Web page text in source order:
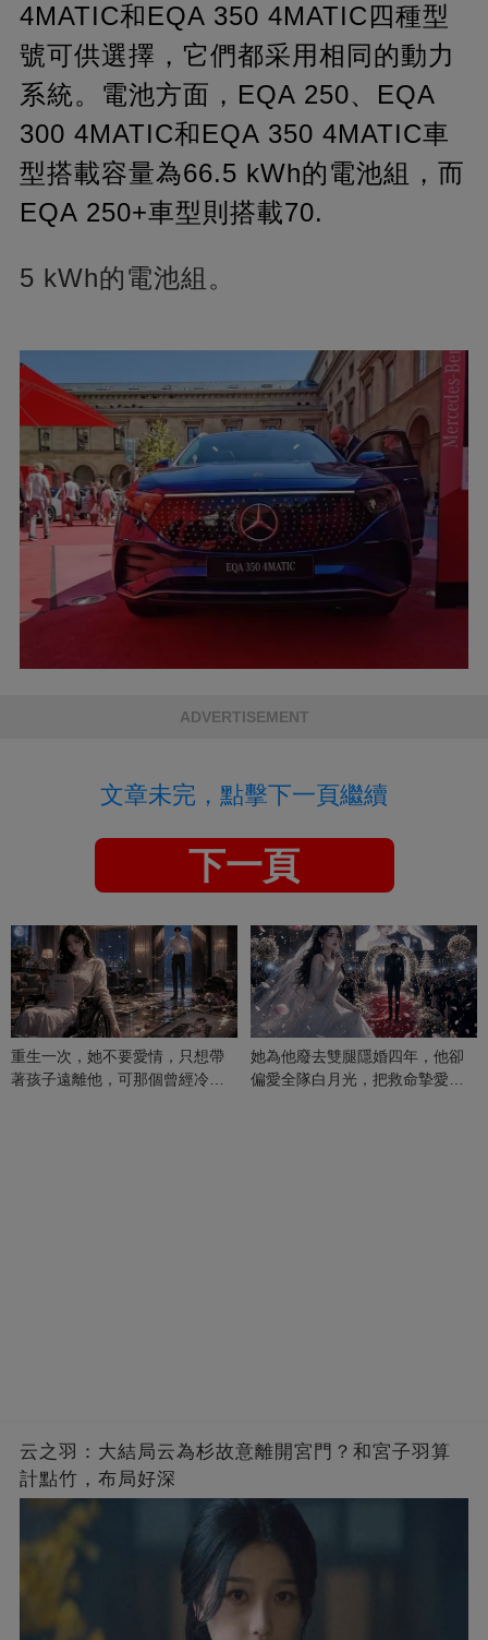
4MATIC和EQA 350 4MATIC四種型
號可供選擇，它們都采用相同的動力
系統。電池方面，EQA 250、EQA
300 4MATIC和EQA 350 4MATIC車
型搭載容量為66.5 kWh的電池組，而
EQA 250+車型則搭載70.
5 kWh的電池組。
ADVERTISEMENT
文章未完，點擊下一頁繼續
下一頁
重生一次，她不要愛情，只想帶
著孩子遠離他，可那個曾經冷漠
她為他廢去雙腿隱婚四年，他卻
偏愛全隊白月光，把救命摯愛當
云之羽：大結局云為杉故意離開宮門？和宮子羽算
計點竹，布局好深